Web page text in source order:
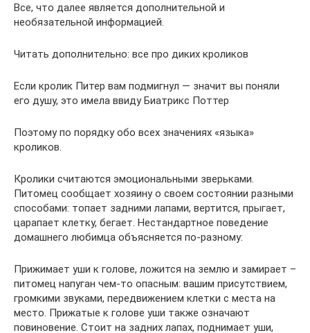
Все, что далее является дополнительной и
необязательной информацией.
Читать дополнительно: все про диких кроликов
Если кролик Питер вам подмигнул — значит вы поняли
его душу, это имела ввиду Биатрикс Поттер
Поэтому по порядку обо всех значениях «языка»
кроликов.
Кролики считаются эмоциональными зверьками.
Питомец сообщает хозяину о своем состоянии разными
способами: топает задними лапами, вертится, прыгает,
царапает клетку, бегает. Нестандартное поведение
домашнего любимца объясняется по-разному:
Прижимает уши к голове, ложится на землю и замирает –
питомец напуган чем-то опасным: вашим присутствием,
громкими звуками, передвижением клетки с места на
место. Прижатые к голове уши также означают
повиновение. Стоит на задних лапах, поднимает уши,